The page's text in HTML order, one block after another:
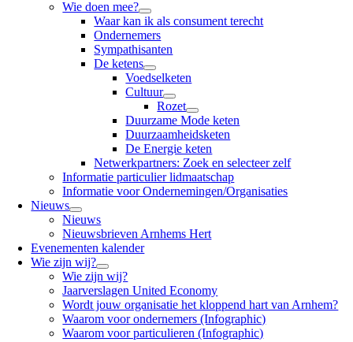
Wie doen mee?
Waar kan ik als consument terecht
Ondernemers
Sympathisanten
De ketens
Voedselketen
Cultuur
Rozet
Duurzame Mode keten
Duurzaamheidsketen
De Energie keten
Netwerkpartners: Zoek en selecteer zelf
Informatie particulier lidmaatschap
Informatie voor Ondernemingen/Organisaties
Nieuws
Nieuws
Nieuwsbrieven Arnhems Hert
Evenementen kalender
Wie zijn wij?
Wie zijn wij?
Jaarverslagen United Economy
Wordt jouw organisatie het kloppend hart van Arnhem?
Waarom voor ondernemers (Infographic)
Waarom voor particulieren (Infographic)